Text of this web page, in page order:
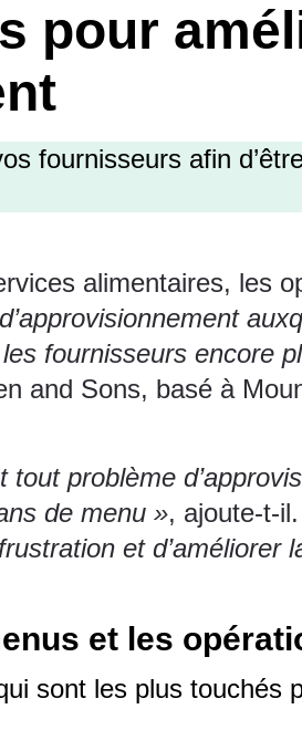
pour
fournisseurs afin
alimentaires, les
fournisseurs encore
and Sons, basé à
problème
de menu », ajoute-t-il.
et d’améliorer
et les
sont les plus touchés